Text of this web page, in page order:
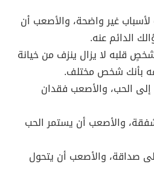
غير واضحة، والأصعب أن
الدائم عنه.
قلبه لا يزال ينزف من خيانة
بأنك شخص مختلف.
الحب، والأصعب فقدان
والأصعب أن يستمر الحب
صداقة، والأصعب أن يتحول